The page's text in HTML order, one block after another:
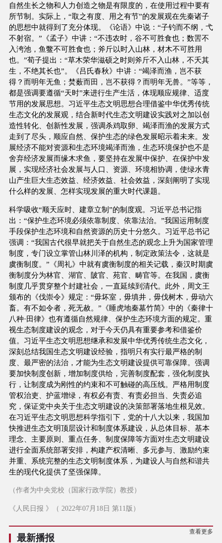
自然生长之物和人力创造之物是有限度的，在使用过程中要有
所节制。实际上，“取之有度、用之有节”的发展观在先秦诸子
的思想中就得到了充分体现。《论语》中说：“子钓而不纲，弋
不射宿。”《孟子》中讲：“不违农时，谷不可胜食也；数罟不
入洿池，鱼鳖不可胜食也；斧斤以时入山林，材木不可胜用
也。”荀子提出：“草木荣华滋硕之时则斧斤不入山林，不夭其
生，不绝其长也”。《吕氏春秋》中讲：“竭泽而渔，岂不获
得？而明年无鱼；焚薮而田，岂不获得？而明年无兽。”等等，
都是强调要遵循“天时”来进行生产生活，体现顺应规律、适度
节用的发展思想。习近平生态文明思想合理借鉴中华优秀传统
生态文化的发展观，结合新时代生态文明建设实践对之加以创
造性转化、创新性发展，强调杀鸡取卵、竭泽而渔的发展方式
走到了尽头，顺应自然、保护生态的绿色发展昭示着未来。发
展经济不能对资源和生态环境竭泽而渔，生态环境保护也不是
舍弃经济发展而缘木求鱼，要坚持在发展中保护、在保护中发
展，实现经济社会发展与人口、资源、环境相协调，使绿水青
山产生巨大生态效益、经济效益、社会效益，深刻阐明了实现
什么样的发展、怎样实现发展的重大时代课题。
科学吸收“顺天应时、建章立制”的制度观。习近平总书记指
出：“保护生态环境必须依靠制度、依靠法治。”我国运用制度
手段保护生态环境和自然资源的历史十分悠久。习近平总书记
强调：“我国古代很早就把关于自然生态的观念上升为国家管理
制度，专门设立掌管山林川泽的机构，制定政策法令，这就是
虞衡制度。”《周礼》中就有虞衡制度的相关记载，秦汉时期虞
衡制度分为林官、湖官、陂官、苑官、畴官等。在我国，虞衡
制度几乎贯穿整个封建社会，一直延续到清代。此外，周文王
颁布的《伐崇令》规定：“毋坏室，毋填井，毋伐树木，毋动六
畜。有不如令者，死无赦。”《睡虎地秦墓竹简》中的《秦律十
八种·田律》也有遵循自然规律、保护生态环境方面的规定。重
视生态制度建设的观念，对于今天仍具有重要参考和借鉴价
值。习近平生态文明思想继承和发展中华优秀传统生态文化，
深刻总结我国生态文明建设经验，指明只有实行最严格的制
度、最严密的法治，才能为生态文明建设提供可靠保障。强调
要加快制度创新，增加制度供给，完善制度配套，强化制度执
行，让制度成为刚性的约束和不可触碰的高压线。严格用制度
管权治吏、护蓝增绿，有权必有责、有责必担当、失责必追
究，保证党中央关于生态文明建设的决策部署落地生根见效。
在习近平生态文明思想科学指引下，党的十八大以来，我国加
快推进生态文明顶层设计和制度体系建设，从总体目标、基本
理念、主要原则、重点任务、制度保障等方面对生态文明建设
进行全面系统部署安排，构建产权清晰、多元参与、激励约束
并重、系统完整的生态文明制度体系，为建设人与自然和谐共
生的现代化提供了坚强保障。
（作者为中央党校（国家行政学院）教授）
《人民日报 》（ 2022年07月18日 第11版）
最新播报
查看更多